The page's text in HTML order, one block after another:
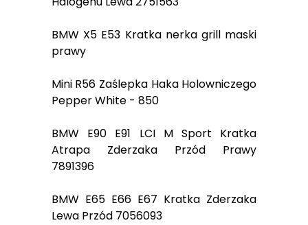
BMW X5 E53 Kratka nerka grill maski
prawy
Mini R56 Zaślepka Haka Holowniczego
Pepper White - 850
BMW E90 E91 LCI M Sport Kratka
Atrapa Zderzaka Przód Prawy
7891396
BMW E65 E66 E67 Kratka Zderzaka
Lewa Przód 7056093